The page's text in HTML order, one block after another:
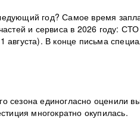
год? Самое время
и сервиса в 2026 году:
августа). В конце письма
сезона единогласно оценили
многократно окупилась.